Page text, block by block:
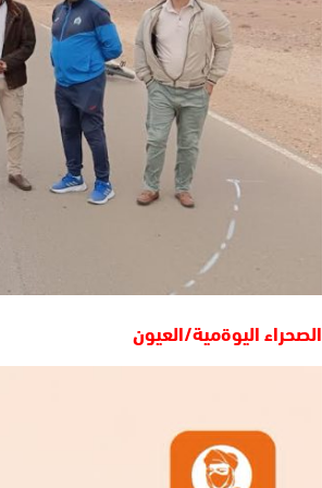
الصحراء اليوةمية/العيون